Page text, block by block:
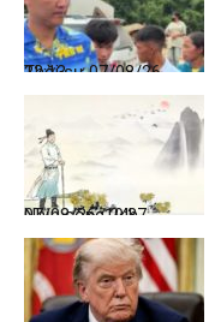
Thời sự
07/08/26, 22:13
Nhịp sống 24h
07/08/26, 19:37